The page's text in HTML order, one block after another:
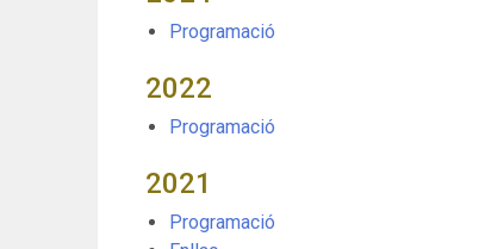
Programació
2022
Programació
2021
Programació